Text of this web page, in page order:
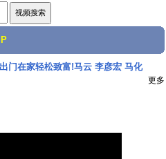
门在家轻松致富!马云 李彦宏 马化
更多